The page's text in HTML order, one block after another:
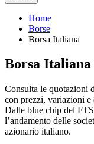
Home
Borse
Borsa Italiana
Borsa Italiana
Consulta le quotazioni
con prezzi, variazioni e
Dalle blue chip del
l’andamento delle
azionario italiano.